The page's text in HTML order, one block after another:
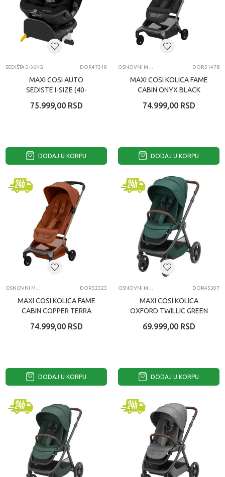
SEDIŠTA 0-36KG DOR47319
MAXI COSI AUTO
SEDISTE I-SIZE (40-
PRO AUTENTIC BLACK
75.999,00 RSD
DODAJ U KORPU
DOR51478
MAXI COSI KOLICA FAME
CABIN ONYX BLACK
74.999,00 RSD
DODAJ U KORPU
DOR52323
MAXI COSI KOLICA FAME
CABIN COPPER TERRA
74.999,00 RSD
DODAJ U KORPU
DOR45307
MAXI COSI KOLICA
OXFORD TWILLIC GREEN
69.999,00 RSD
DODAJ U KORPU